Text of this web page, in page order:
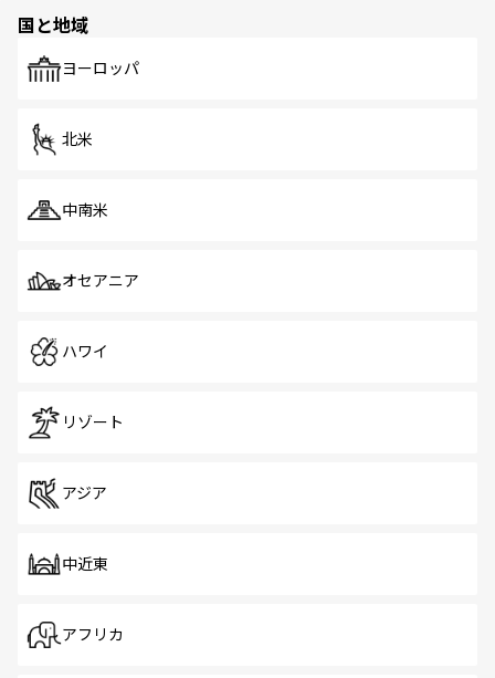
で、ホーカーズは地元の風情を楽しめる外せないスポット
国と地域
ヨーロッパ
北米
中南米
オセアニア
ハワイ
リゾート
アジア
中近東
アフリカ